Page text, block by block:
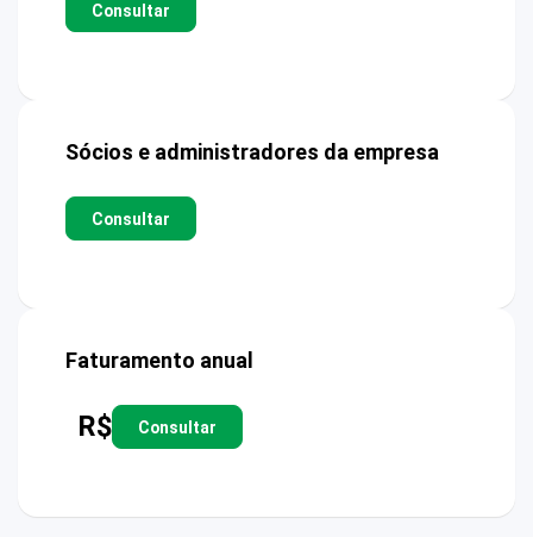
Consultar
Sócios e administradores da empresa
Consultar
Faturamento anual
R$ Consultar